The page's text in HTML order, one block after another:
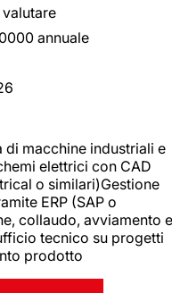
annuale
macchine industriali e
elettrici con CAD
o similari)Gestione
ERP (SAP o
collaudo, avviamento e
tecnico su progetti
prodotto